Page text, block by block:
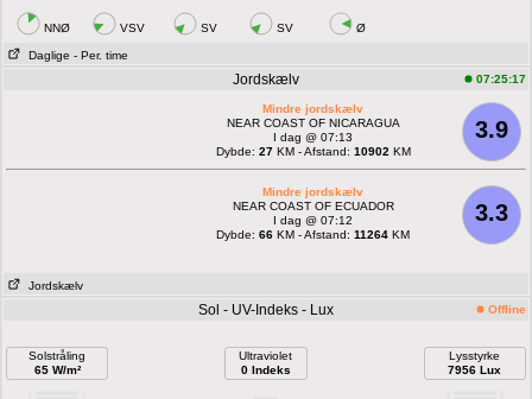
NNØ VSV SV SV Ø
Daglige - Per. time
Jordskælv 07:25:17
3.9
Mindre jordskælv
NEAR COAST OF NICARAGUA
I dag @ 07:13
Dybde: 27KM - Afstand: 10902 KM
3.3
Mindre jordskælv
NEAR COAST OF ECUADOR
I dag @ 07:12
Dybde:66 KM - Afstand:11264 KM
Jordskælv
Sol - UV-Indeks - Lux Offline
Solstråling
65 W/m²
Ultraviolet
0 Indeks
Lysstyrke
7956 Lux